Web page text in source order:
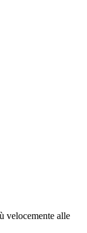
velocemente alle